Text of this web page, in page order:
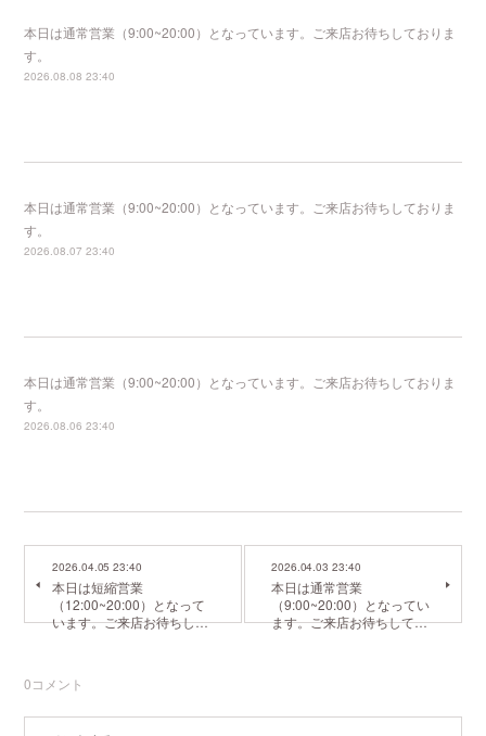
本日は通常営業（9:00~20:00）となっています。ご来店お待ちしておりま
す。
2026.08.08 23:40
本日は通常営業（9:00~20:00）となっています。ご来店お待ちしておりま
す。
2026.08.07 23:40
本日は通常営業（9:00~20:00）となっています。ご来店お待ちしておりま
す。
2026.08.06 23:40
2026.04.05 23:40
本日は短縮営業
（12:00~20:00）となって
います。ご来店お待ちし…
2026.04.03 23:40
本日は通常営業
（9:00~20:00）となってい
ます。ご来店お待ちして…
0コメント